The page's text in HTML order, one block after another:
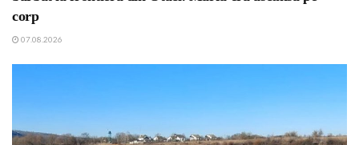
corp
07.08.2026